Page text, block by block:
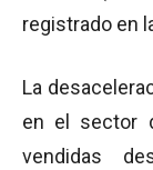
registrado en
La
en el sector
vendidas